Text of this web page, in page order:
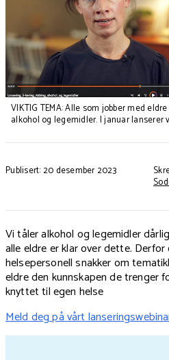
VIKTIG TEMA: Alle som jobber med
alkohol og legemidler. I januar
Publisert: 20 desember 2023
Vi tåler alkohol og legemidler
alle eldre er klar over dette.
helsepersonell snakker om
eldre den kunnskapen de trenger
knyttet til egen helse
Meld deg på vårt